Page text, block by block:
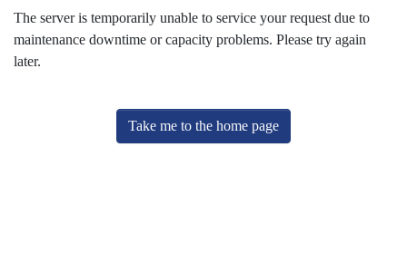
The server is temporarily unable to service your request due to
maintenance downtime or capacity problems. Please try again
later.
Take me to the home page